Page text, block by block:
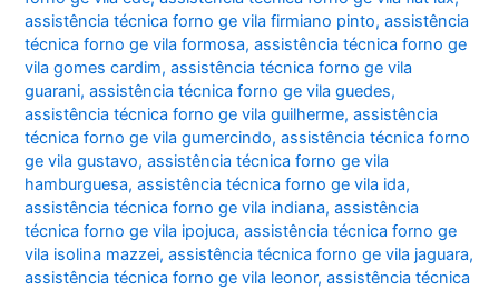
assistência técnica forno ge vila firmiano pinto,assistência
técnica forno ge vila formosa,assistência técnica forno ge
vila gomes cardim,assistência técnica forno ge vila
guarani,assistência técnica forno ge vila guedes,
assistência técnica forno ge vila guilherme,assistência
técnica forno ge vila gumercindo,assistência técnica forno
ge vila gustavo,assistência técnica forno ge vila
hamburguesa,assistência técnica forno ge vila ida,
assistência técnica forno ge vila indiana,assistência
técnica forno ge vila ipojuca,assistência técnica forno ge
vila isolina mazzei,assistência técnica forno ge vila jaguara,
assistência técnica forno ge vila leonor,assistência técnica